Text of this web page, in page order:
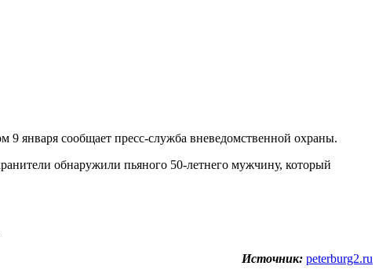
января сообщает пресс-служба вневедомственной охраны.
обнаружили пьяного 50-летнего мужчину, который
Источник: peterburg2.ru